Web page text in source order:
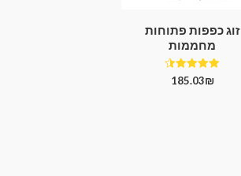
זוג כפפות פתוחות
מחממות
דורג
4.50
185.03₪